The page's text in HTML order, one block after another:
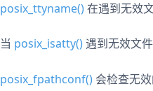
posix_ttyname()在遇到无效
当 posix_isatty()遇到无效文
posix_fpathconf() 会检查无